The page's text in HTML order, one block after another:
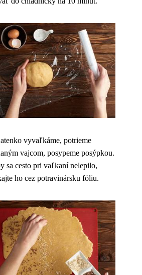
vyvaľkáme, potrieme
vajcom, posypeme posýpkou.
sa cesto pri vaľkaní nelepilo,
ho cez potravinársku fóliu.